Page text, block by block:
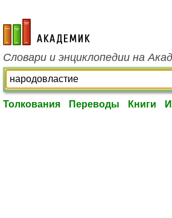
academic.ru
Словари и энциклопедии на
Толкования Переводы Книги